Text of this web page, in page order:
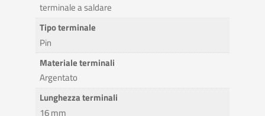
terminale a saldare
Tipo terminale
Pin
Materiale terminali
Argentato
Lunghezza terminali
16 mm